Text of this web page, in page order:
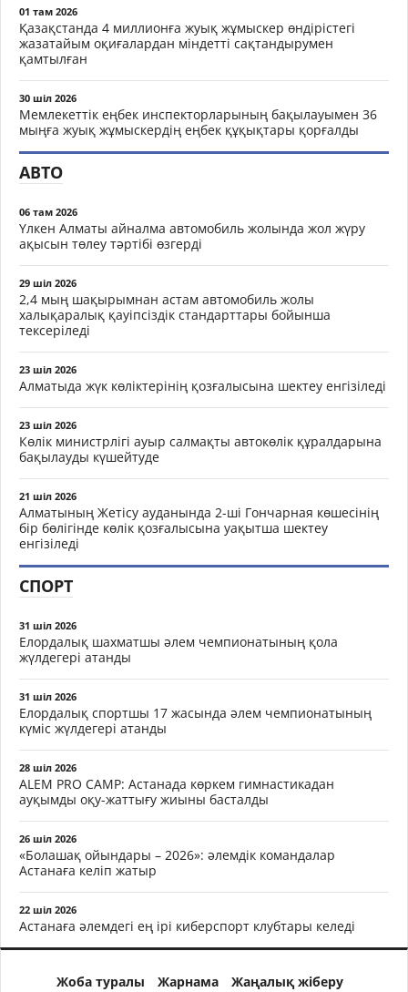
01 там 2026
Қазақстанда 4 миллионға жуық жұмыскер өндірістегі
жазатайым оқиғалардан міндетті сақтандырумен
қамтылған
30 шіл 2026
Мемлекеттік еңбек инспекторларының бақылауымен 36
мыңға жуық жұмыскердің еңбек құқықтары қорғалды
АВТО
06 там 2026
Үлкен Алматы айналма автомобиль жолында жол жүру
ақысын төлеу тәртібі өзгерді
29 шіл 2026
2,4 мың шақырымнан астам автомобиль жолы
халықаралық қауіпсіздік стандарттары бойынша
тексеріледі
23 шіл 2026
Алматыда жүк көліктерінің қозғалысына шектеу енгізіледі
23 шіл 2026
Көлік министрлігі ауыр салмақты автокөлік құралдарына
бақылауды күшейтуде
21 шіл 2026
Алматының Жетісу ауданында 2-ші Гончарная көшесінің
бір бөлігінде көлік қозғалысына уақытша шектеу
енгізіледі
СПОРТ
31 шіл 2026
Елордалық шахматшы әлем чемпионатының қола
жүлдегері атанды
31 шіл 2026
Елордалық спортшы 17 жасында әлем чемпионатының
күміс жүлдегері атанды
28 шіл 2026
ALEM PRO CAMP: Астанада көркем гимнастикадан
ауқымды оқу-жаттығу жиыны басталды
26 шіл 2026
«Болашақ ойындары – 2026»: әлемдік командалар
Астанаға келіп жатыр
22 шіл 2026
Астанаға әлемдегі ең ірі киберспорт клубтары келеді
Жоба туралы Жарнама Жаңалық жіберу